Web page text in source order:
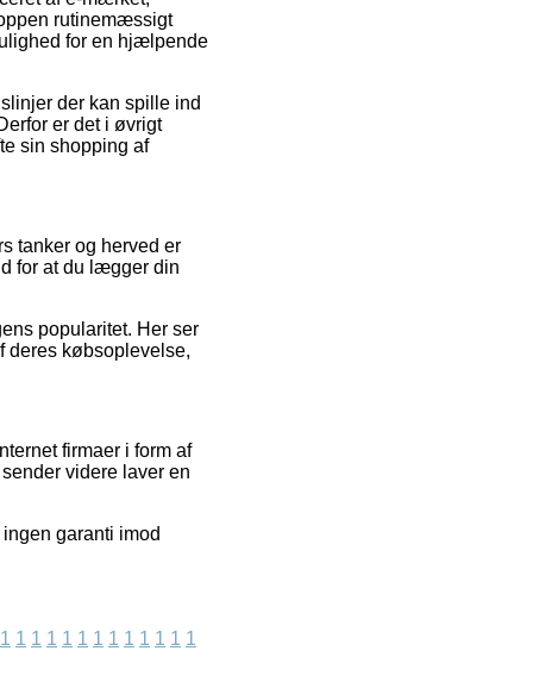
rutinemæssigt
for en hjælpende
der kan spille ind
er det i øvrigt
sin shopping af
tanker og herved er
for at du lægger din
popularitet. Her ser
deres købsoplevelse,
firmaer i form af
videre laver en
garanti imod
1 1 1 1 1 1 1 1 1 1 1 1 1